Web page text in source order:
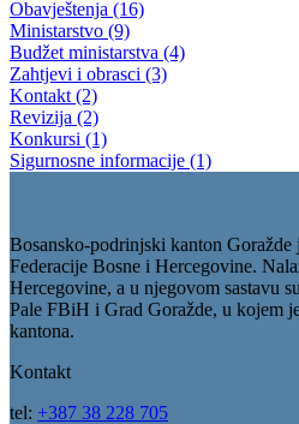
Obavještenja (16)
Ministarstvo (9)
Budžet ministarstva (4)
Zahtjevi i obrasci (3)
Kontakt (2)
Revizija (2)
Konkursi (1)
Sigurnosne informacije (1)
Bosansko-podrinjski kanton Goražde
Federacije Bosne i Hercegovine.
Hercegovine, a u njegovom sastavu
Pale FBiH i Grad Goražde, u kojem
kantona.
Kontakt
tel: +387 38 228 705